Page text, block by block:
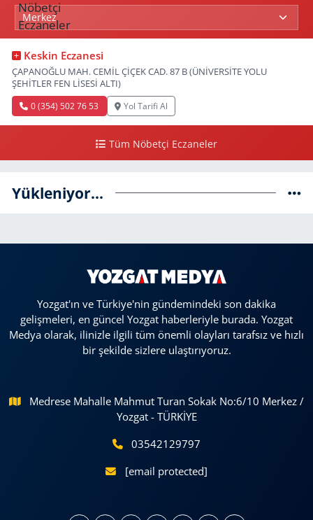
Keskin Eczanesi
ÇAPANOĞLU MAH. CEMİL ÇİÇEK CAD. 87 B (ÜNİVERSİTE YOLU
ŞEHİTLER FEN LİSESİ ALTI)
0 (354) 502 76 53 Yol Tarifi Al
Tüm Nöbetçi Eczaneler
Yükleniyor...
Yozgat'ın ve Türkiye'nin gündemindeki son dakika
gelişmeleri, en güncel Yozgat haberleriyle burada. Yozgat
Medya olarak, ilinizle ilgili tüm önemli olayları tarafsız ve hızlı
bir şekilde sizlere ulaştırıyoruz.
Medrese Mahalle Mahmut Turan Sokak No:6/10 Merkez /
Yozgat - TÜRKİYE
03542129797
[email protected]